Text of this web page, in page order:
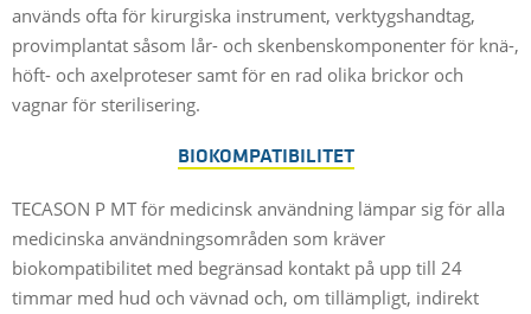
används ofta för kirurgiska instrument, verktygshandtag,
provimplantat såsom lår- och skenbenskomponenter för knä-,
höft- och axelproteser samt för en rad olika brickor och
vagnar för sterilisering.
BIOKOMPATIBILITET
TECASON P MT för medicinsk användning lämpar sig för alla
medicinska användningsområden som kräver
biokompatibilitet med begränsad kontakt på upp till 24
timmar med hud och vävnad och, om tillämpligt, indirekt